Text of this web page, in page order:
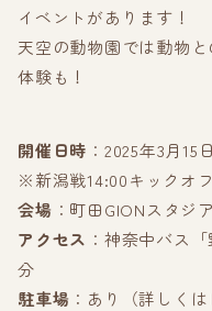
イベントがあります！
天空の動物園では動物
体験も！
開催日時 ：2025年3月
※新潟戦14:00キックオフ
会場 ：町田GIONスタジ
アクセス ：神奈中バス
分
駐車場 ：あり（詳しく